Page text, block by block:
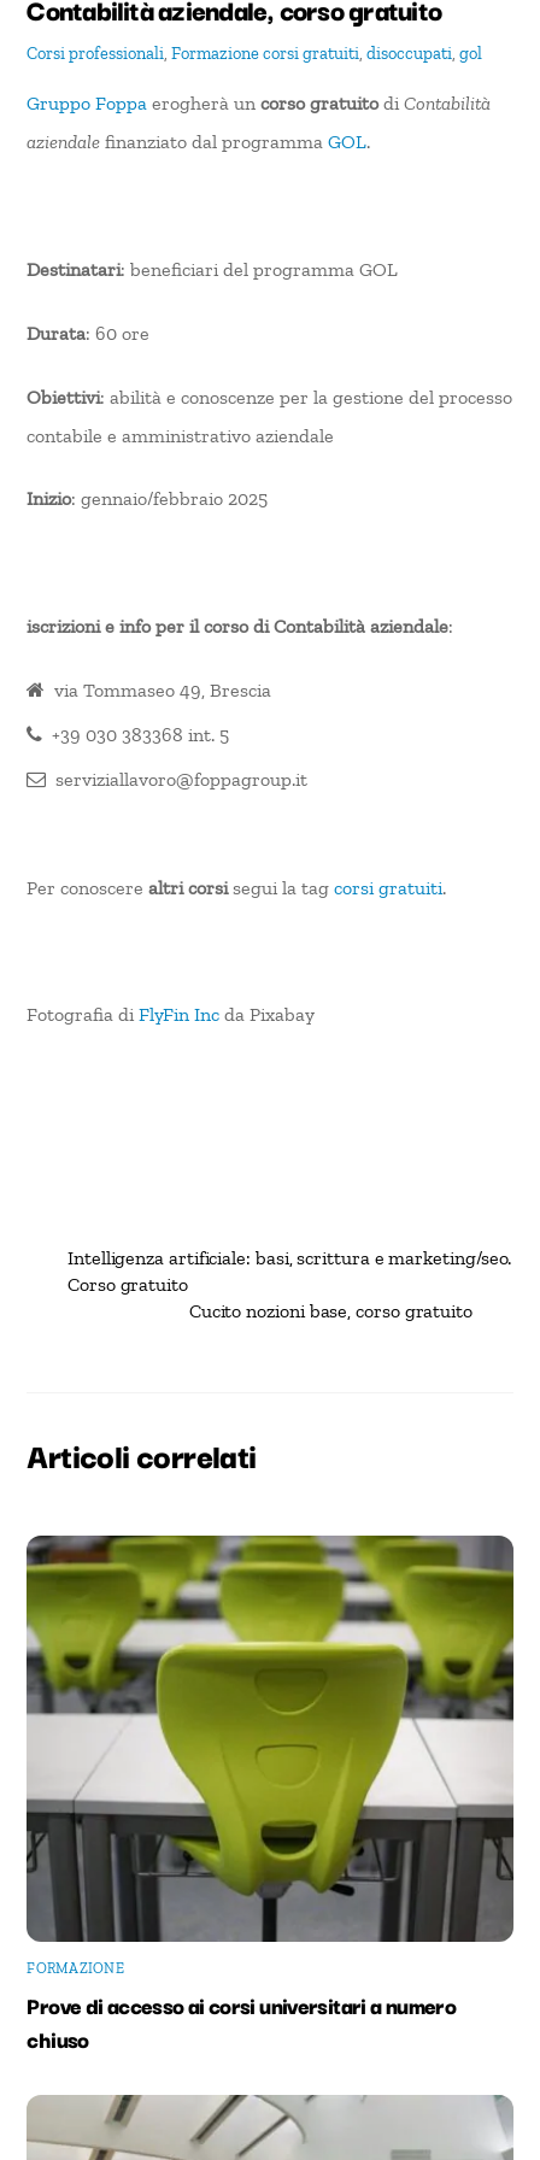
Contabilità aziendale, corso gratuito
Corsi professionali,Formazionecorsi gratuiti,disoccupati,gol
Gruppo Foppa erogherà uncorso gratuitodiContabilità
aziendalefinanziato dal programmaGOL.
Destinatari: beneficiari del programma GOL
Durata: 60 ore
Obiettivi: abilità e conoscenze per la gestione del processo
contabile e amministrativo aziendale
Inizio: gennaio/febbraio 2025
iscrizioni e info per il corso di Contabilità aziendale:
via Tommaseo 49, Brescia
+39 030 383368 int. 5
serviziallavoro@foppagroup.it
Per conoscerealtri corsisegui la tagcorsi gratuiti.
Fotografia diFlyFin Inc da Pixabay
Intelligenza artificiale: basi, scrittura e marketing/seo.
Corso gratuito
Cucito nozioni base, corso gratuito
FORMAZIONE
Prove di accesso ai corsi universitari a numero
chiuso